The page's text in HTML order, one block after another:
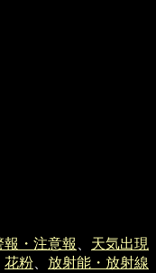
報・注意報
天気出現
花粉
放射能・放射線